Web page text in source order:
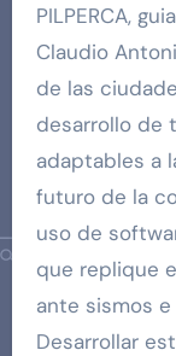
PILPERCA,
Claudio
de las
desarrollo de
adaptables a
futuro de la
uso de
que replique
ante sismos
Desarrollar